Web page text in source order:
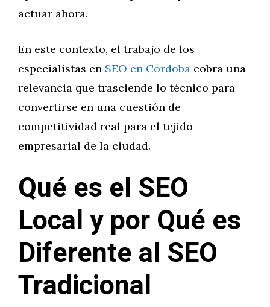
actuar ahora.
En este contexto, el trabajo de los
especialistas en SEO en Córdoba cobra una
relevancia que trasciende lo técnico para
convertirse en una cuestión de
competitividad real para el tejido
empresarial de la ciudad.
Qué es el SEO
Local y por Qué es
Diferente al SEO
Tradicional